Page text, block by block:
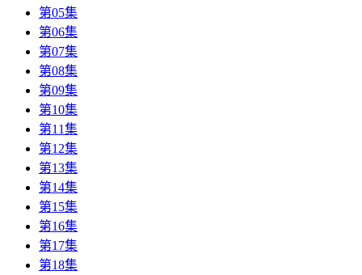
第05集
第06集
第07集
第08集
第09集
第10集
第11集
第12集
第13集
第14集
第15集
第16集
第17集
第18集